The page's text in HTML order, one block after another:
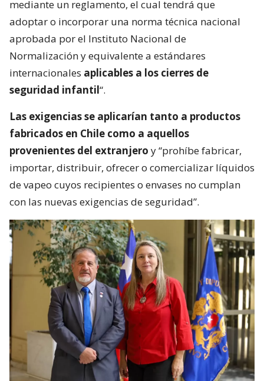
mediante un reglamento, el cual tendrá que
adoptar o incorporar una norma técnica nacional
aprobada por el Instituto Nacional de
Normalización y equivalente a estándares
internacionales aplicables a los cierres de
seguridad infantil“.
Las exigencias se aplicarían tanto a productos
fabricados en Chile como a aquellos
provenientes del extranjero y “prohíbe fabricar,
importar, distribuir, ofrecer o comercializar líquidos
de vapeo cuyos recipientes o envases no cumplan
con las nuevas exigencias de seguridad”.